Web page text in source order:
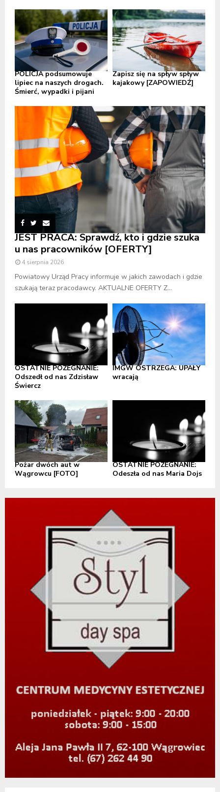
POLICJA podsumowuje
lipiec na naszych drogach.
Śmierć, wypadki i pijani
Zapisz się na spływ spływ
kajakowy [ZAPOWIEDŹ]
JEST PRACA: Sprawdź, kto i gdzie szuka
u nas pracowników [OFERTY]
4 sierpnia 2026
Powiatowy Urząd Pracy informuje w jakich zawodach i gdzie
szukają teraz pracodawcy. AKTUALNE OFERTY Z...
OSTATNIE POŻEGNANIE:
Odszedł od nas Zdzisław
Świercz
IMGW OSTRZEGA: UPAŁY
wracają
Pożar dwóch aut w
Wągrowcu [FOTO]
OSTATNIE POŻEGNANIE:
Odeszła od nas Maria Dojs